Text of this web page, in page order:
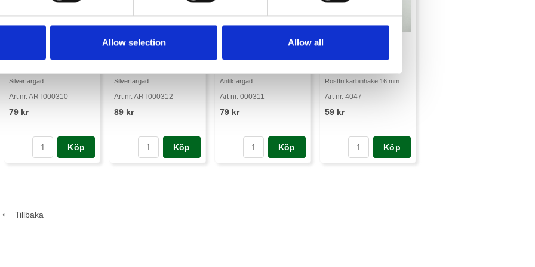
Allow selection Allow all
Karbinhake
Silverfärgad
Art nr. ART000310
79 kr
Köp
Karbinhake
Silverfärgad
Art nr. ART000312
89 kr
Köp
Karbinhake
Antikfärgad
Art nr. 000311
79 kr
Köp
Karbinhake till
Rostfri karbinhake 16 mm.
Art nr. 4047
59 kr
Köp
Tillbaka